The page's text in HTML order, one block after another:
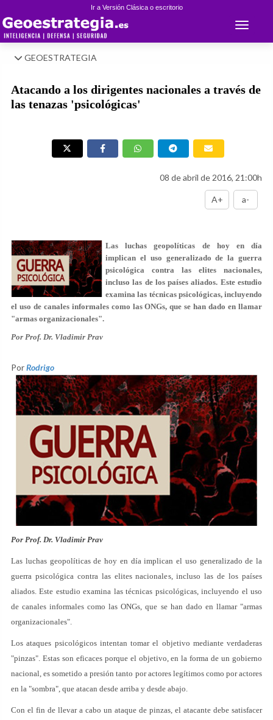
Ir a Versión Clásica o escritorio
Toggle
GEOESTRATEGIA
Atacando a los dirigentes nacionales a través de
las tenazas 'psicológicas'
08 de abril de 2016, 21:00h
A+ a-
Las luchas geopolíticas de hoy en día
implican el uso generalizado de la guerra
psicológica contra las elites nacionales,
incluso las de los países aliados. Este estudio
examina las técnicas psicológicas, incluyendo
el uso de canales informales como las ONGs, que se han dado en llamar
"armas organizacionales".
Por Prof. Dr. Vladimir Prav
PorRodrigo
Por Prof. Dr. Vladimir Prav
Las luchas geopolíticas de hoy en día implican el uso generalizado de la
guerra psicológica contra las elites nacionales, incluso las de los países
aliados. Este estudio examina las técnicas psicológicas, incluyendo el uso
de canales informales como las ONGs, que se han dado en llamar "armas
organizacionales".
Los ataques psicológicos intentan tomar el objetivo mediante verdaderas
"pinzas". Estas son eficaces porque el objetivo, en la forma de un gobierno
nacional, es sometido a presión tanto por actores legítimos como por actores
en la "sombra", que atacan desde arriba y desde abajo.
Con el fin de llevar a cabo un ataque de pinzas, el atacante debe satisfacer